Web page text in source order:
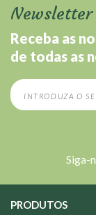
Newsletter
Receba as
de todas as
Siga-
PRODUTOS